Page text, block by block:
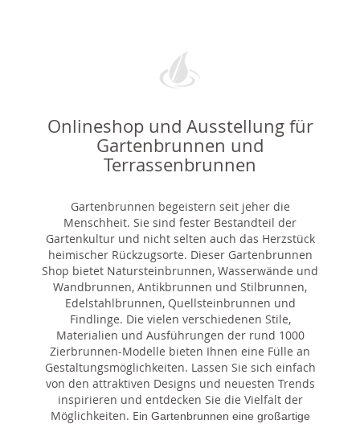
Onlineshop und Ausstellung für
Gartenbrunnen und
Terrassenbrunnen
Gartenbrunnen begeistern seit jeher die
Menschheit. Sie sind fester Bestandteil der
Gartenkultur und nicht selten auch das Herzstück
heimischer Rückzugsorte. Dieser Gartenbrunnen
Shop bietet Natursteinbrunnen, Wasserwände und
Wandbrunnen, Antikbrunnen und Stilbrunnen,
Edelstahlbrunnen, Quellsteinbrunnen und
Findlinge. Die vielen verschiedenen Stile,
Materialien und Ausführungen der rund 1000
Zierbrunnen-Modelle bieten Ihnen eine Fülle an
Gestaltungsmöglichkeiten. Lassen Sie sich einfach
von den attraktiven Designs und neuesten Trends
inspirieren und entdecken Sie die Vielfalt der
Möglichkeiten. Ein Gartenbrunnen eine großartige